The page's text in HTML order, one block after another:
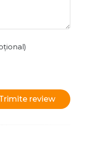
review